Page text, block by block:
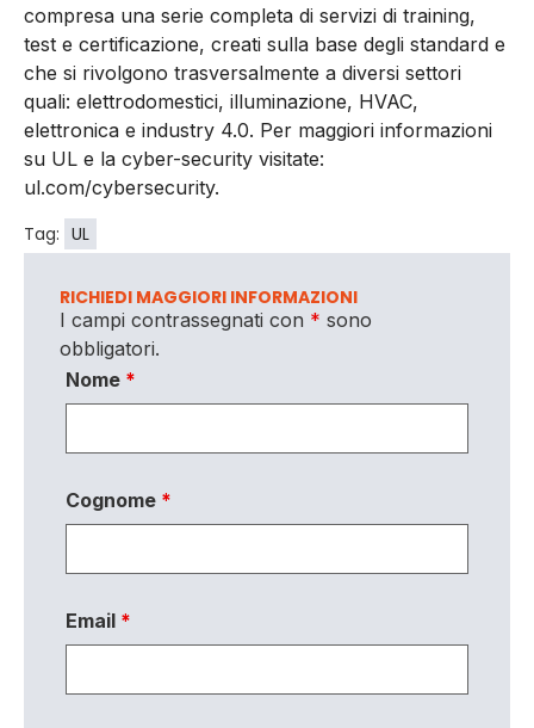
compresa una serie completa di servizi di training,
test e certificazione, creati sulla base degli standard e
che si rivolgono trasversalmente a diversi settori
quali: elettrodomestici, illuminazione, HVAC,
elettronica e industry 4.0. Per maggiori informazioni
su UL e la cyber-security visitate:
ul.com/cybersecurity.
Tag: UL
RICHIEDI MAGGIORI INFORMAZIONI
I campi contrassegnati con * sono
obbligatori.
Nome *
Cognome *
Email *